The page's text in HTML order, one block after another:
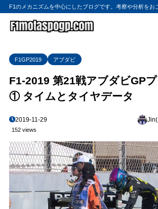
F1のメカニズムを中心にしたブログです。考察や分析をお
F1GP2019 アブダビ
F1-2019 第21戦アブダビGP
① タイムとタイヤデータ
2019-11-29
152 views